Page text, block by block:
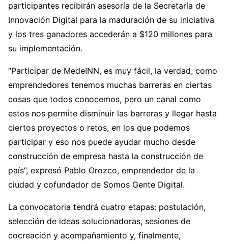
participantes recibirán asesoría de la Secretaría de
Innovación Digital para la maduración de su iniciativa
y los tres ganadores accederán a $120 millones para
su implementación.
“Participar de MedeINN, es muy fácil, la verdad, como
emprendedores tenemos muchas barreras en ciertas
cosas que todos conocemos, pero un canal como
estos nos permite disminuir las barreras y llegar hasta
ciertos proyectos o retos, en los que podemos
participar y eso nos puede ayudar mucho desde
construcción de empresa hasta la construcción de
país”, expresó Pablo Orozco, emprendedor de la
ciudad y cofundador de Somos Gente Digital.
La convocatoria tendrá cuatro etapas: postulación,
selección de ideas solucionadoras, sesiones de
cocreación y acompañamiento y, finalmente,